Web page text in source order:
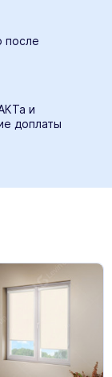
после
и
доплаты